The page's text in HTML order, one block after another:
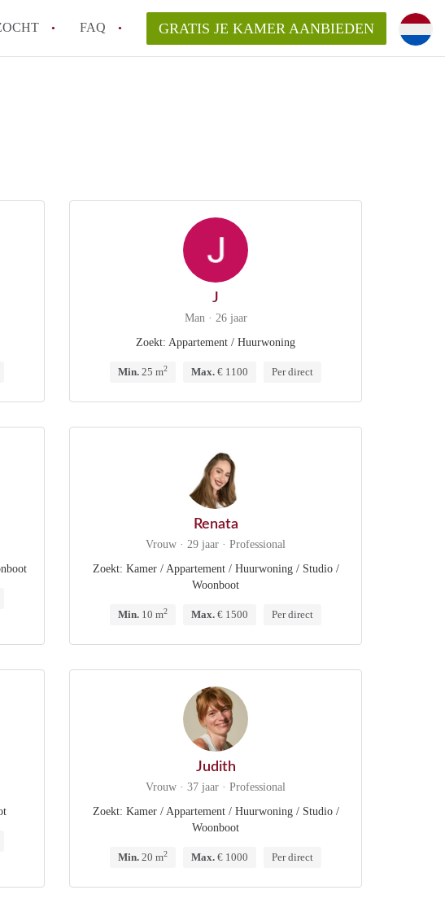
FAQ
in Amsterdam?
GRATIS JE KAMER AANBIEDEN
J
Man · 26 jaar
Zoekt: Appartement / Huurwoning
Min. 25 m2 Max. € 1100 Per direct
Renata
Vrouw · 29 jaar · Professional
Zoekt: Kamer / Appartement / Huurwoning / Studio /
Woonboot
Min. 10 m2 Max. € 1500 Per direct
Judith
Vrouw · 37 jaar · Professional
Zoekt: Kamer / Appartement / Huurwoning / Studio /
Woonboot
Min. 20 m2 Max. € 1000 Per direct